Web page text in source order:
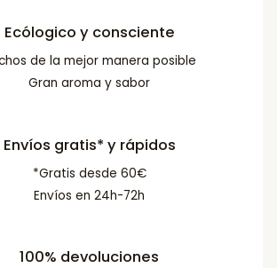
Ecólogico y consciente
de la mejor manera posible
Gran aroma y sabor
Envíos gratis* y rápidos
*Gratis desde 60€
Envíos en 24h-72h
100% devoluciones